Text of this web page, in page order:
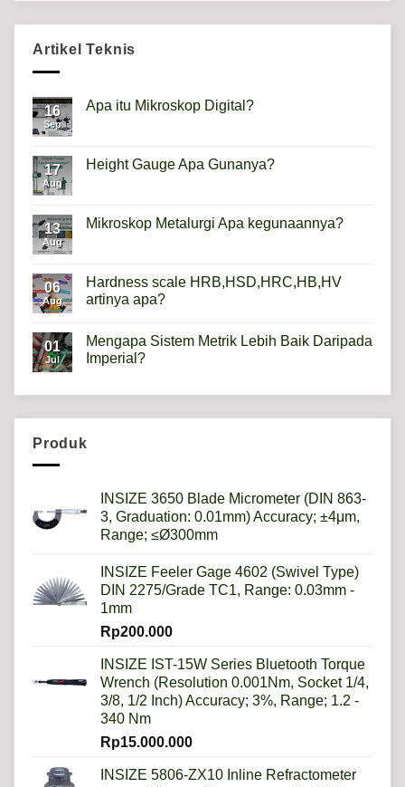
Artikel Teknis
16
Sep
Apa itu Mikroskop Digital?
Apa
itu
17
Aug
Height Gauge Apa Gunanya?
Height
Gauge
13
Aug
Mikroskop Metalurgi Apa kegunaannya?
Mikroskop
Metalurgi
Apa
06
Aug
Hardness scale HRB,HSD,HRC,HB,HV
artinya apa?
on
Hardness
scale
01
Jul
Mengapa Sistem Metrik Lebih Baik Daripada
Imperial?
Lebih
Produk
INSIZE 3650 Blade Micrometer (DIN 863-
3, Graduation: 0.01mm) Accuracy; ±4μm,
Range; ≤Ø300mm
INSIZE Feeler Gage 4602 (Swivel Type)
DIN 2275/Grade TC1, Range: 0.03mm -
1mm
Rp200.000
INSIZE IST-15W Series Bluetooth Torque
Wrench (Resolution 0.001Nm, Socket 1/4,
3/8, 1/2 Inch) Accuracy; 3%, Range; 1.2 -
340 Nm
Rp15.000.000
INSIZE 5806-ZX10 Inline Refractometer